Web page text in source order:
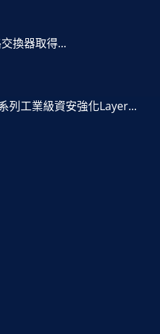
換器取得...
列工業級資安強化Layer...